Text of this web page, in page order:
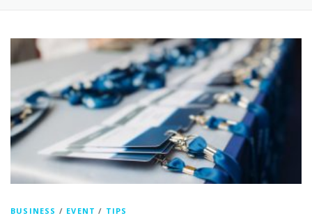
BUSINESS / EVENT / TIPS